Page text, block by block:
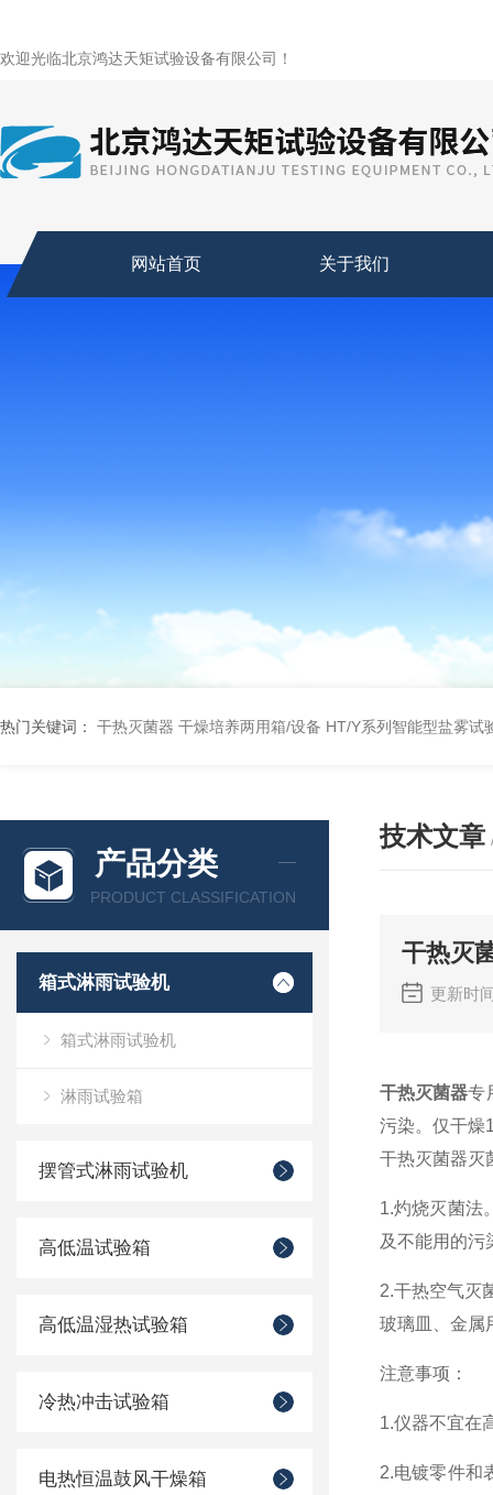
欢迎光临北京鸿达天矩试验设备有限公司！
网站首页 关于我们
热门关键词： 干热灭菌器 干燥培养两用箱/设备 HT/Y系列智能型盐雾试
产品分类
PRODUCT CLASSIFICATION
箱式淋雨试验机
箱式淋雨试验机
淋雨试验箱
摆管式淋雨试验机
高低温试验箱
高低温湿热试验箱
冷热冲击试验箱
电热恒温鼓风干燥箱
技术文章
干热灭
更新时
干热灭菌器专
污染。仅干燥
干热灭菌器灭
1.灼烧灭菌法
及不能用的污
2.干热空气灭
玻璃皿、金属
注意事项：
1.仪器不宜在
2.电镀零件和